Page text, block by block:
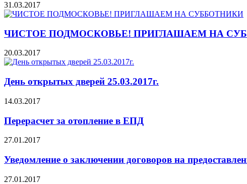
31.03.2017
ЧИСТОЕ ПОДМОСКОВЬЕ! ПРИГЛАШАЕМ НА
20.03.2017
День открытых дверей 25.03.2017г.
14.03.2017
Перерасчет за отопление в ЕПД
27.01.2017
Уведомление о заключении договоров на
27.01.2017